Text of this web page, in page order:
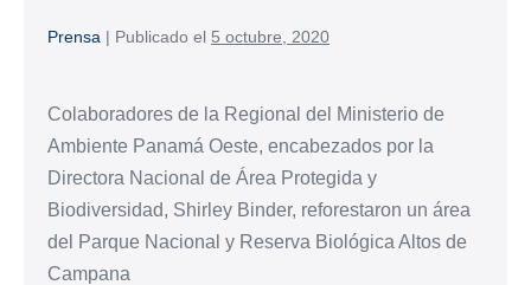
Prensa | Publicado el 5 octubre, 2020
Colaboradores de la Regional del Ministerio de
Ambiente Panamá Oeste, encabezados por la
Directora Nacional de Área Protegida y
Biodiversidad, Shirley Binder, reforestaron un área
del Parque Nacional y Reserva Biológica Altos de
Campana